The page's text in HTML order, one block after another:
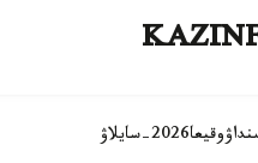
وقيعا2026-سايلاۋ